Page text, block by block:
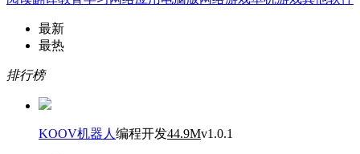
最新
最热
排行榜
KOOV机器人 编程开发44.9Mv1.0.1